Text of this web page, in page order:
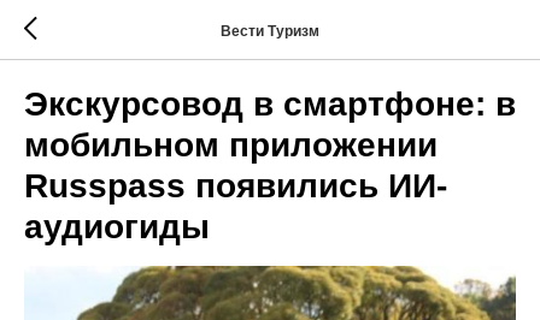
Вести Туризм
Экскурсовод в смартфоне: в
мобильном приложении
Russpass появились ИИ-
аудиогиды